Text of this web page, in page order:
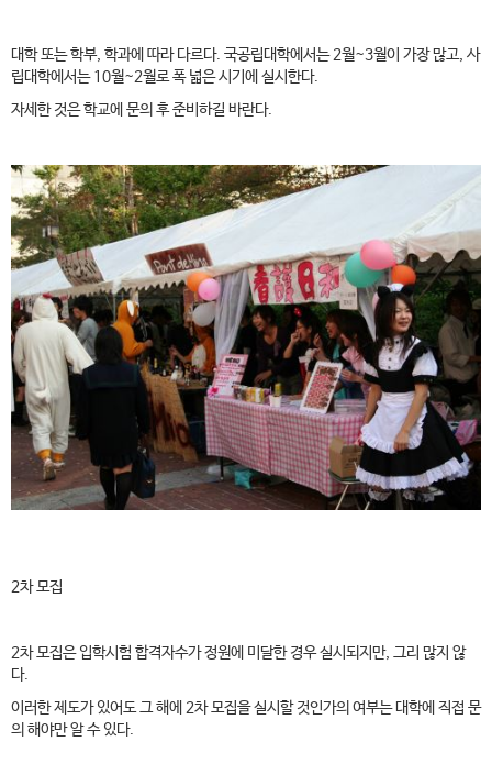
대학 또는 학부, 학과에 따라 다르다. 국공립대학에서는 2월~3월이 가장 많고, 사
립대학에서는 10월~2월로 폭 넓은 시기에 실시한다.
자세한 것은 학교에 문의 후 준비하길 바란다.
2차 모집
2차 모집은 입학시험 합격자수가 정원에 미달한 경우 실시되지만, 그리 많지 않
다.
이러한 제도가 있어도 그 해에 2차 모집을 실시할 것인가의 여부는 대학에 직접 문
의 해야만 알 수 있다.